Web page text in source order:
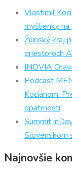
Vlastimil
myšlienky
Žilinský kraj
priestoroch
INOVIA
Podcast
Kociánom:
opatrnosti
Summit
Slovenskom
Najnovšie